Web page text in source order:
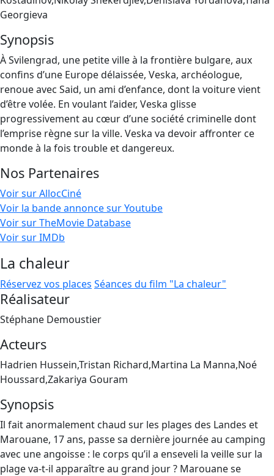
Georgieva
Synopsis
À Svilengrad, une petite ville à la frontière bulgare, aux
confins d’une Europe délaissée, Veska, archéologue,
renoue avec Said, un ami d’enfance, dont la voiture vient
d’être volée. En voulant l’aider, Veska glisse
progressivement au cœur d’une société criminelle dont
l’emprise règne sur la ville. Veska va devoir affronter ce
monde à la fois trouble et dangereux.
Nos Partenaires
Voir sur AllocCiné
Voir la bande annonce sur Youtube
Voir sur TheMovie Database
Voir sur IMDb
La chaleur
Réservez vos places Séances du film "La chaleur"
Réalisateur
Stéphane Demoustier
Acteurs
Hadrien Hussein,Tristan Richard,Martina La Manna,Noé
Houssard,Zakariya Gouram
Synopsis
Il fait anormalement chaud sur les plages des Landes et
Marouane, 17 ans, passe sa dernière journée au camping
avec une angoisse : le corps qu’il a enseveli la veille sur la
plage va-t-il apparaître au grand jour ? Marouane se